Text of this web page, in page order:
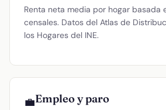
Renta neta media por hogar basada
censales. Datos del Atlas de
los Hogares del INE.
💼Empleo y paro